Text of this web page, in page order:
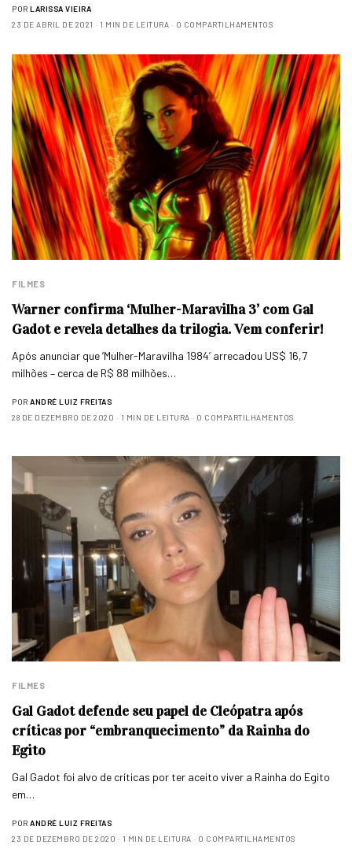
POR LARISSA VIEIRA
23 DE ABRIL DE 2021
1 MIN DE LEITURA 0 COMPARTILHAMENTOS
FILMES
Warner confirma ‘Mulher-Maravilha 3’ com Gal
Gadot e revela detalhes da trilogia. Vem conferir!
Após anunciar que ‘Mulher-Maravilha 1984’ arrecadou US$ 16,7
milhões – cerca de R$ 88 milhões…
POR ANDRÉ LUIZ FREITAS
28 DE DEZEMBRO DE 2020
1 MIN DE LEITURA 0 COMPARTILHAMENTOS
FILMES
Gal Gadot defende seu papel de Cleópatra após
críticas por “embranquecimento” da Rainha do
Egito
Gal Gadot foi alvo de críticas por ter aceito viver a Rainha do Egito
em…
POR ANDRÉ LUIZ FREITAS
23 DE DEZEMBRO DE 2020
1 MIN DE LEITURA 0 COMPARTILHAMENTOS